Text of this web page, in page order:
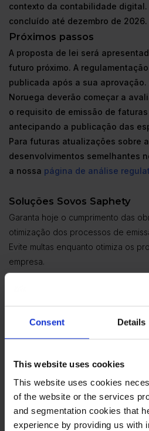
Consent Details
This website uses cookies
This website uses cookies
of the website or the services
and segmentation cookies that
experience by providing us with
contexto da contabilidade
concluído até dezembro de 2026.
Próximos passos
A proposta de lei será
futuro próximo. A
publicada após a sua aprovação.
Noruega deverão começar a
o requisito de emissão de
antecipando a publicação das
Para futuras atualizações sobre
desenvolvimentos semelhantes
a nossa página de análise
Soluções Sovos Saphety
Garanta hoje o cumprimento das
otimização dos processos de
Evite multas enquanto otimiza os
empresa.
Adira à faturação eletrónica e
desmaterialização de documentos
Para saber mais, entre em
Partilhar